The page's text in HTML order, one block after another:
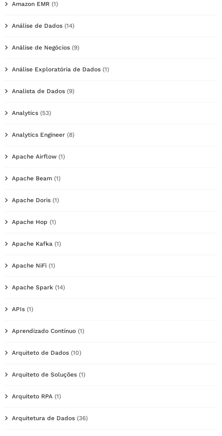
Amazon EMR (1)
Análise de Dados (14)
Análise de Negócios (9)
Análise Exploratória de Dados (1)
Analista de Dados (9)
Analytics (53)
Analytics Engineer (8)
Apache Airflow (1)
Apache Beam (1)
Apache Doris (1)
Apache Hop (1)
Apache Kafka (1)
Apache NiFi (1)
Apache Spark (14)
APIs (1)
Aprendizado Contínuo (1)
Arquiteto de Dados (10)
Arquiteto de Soluções (1)
Arquiteto RPA (1)
Arquitetura de Dados (36)